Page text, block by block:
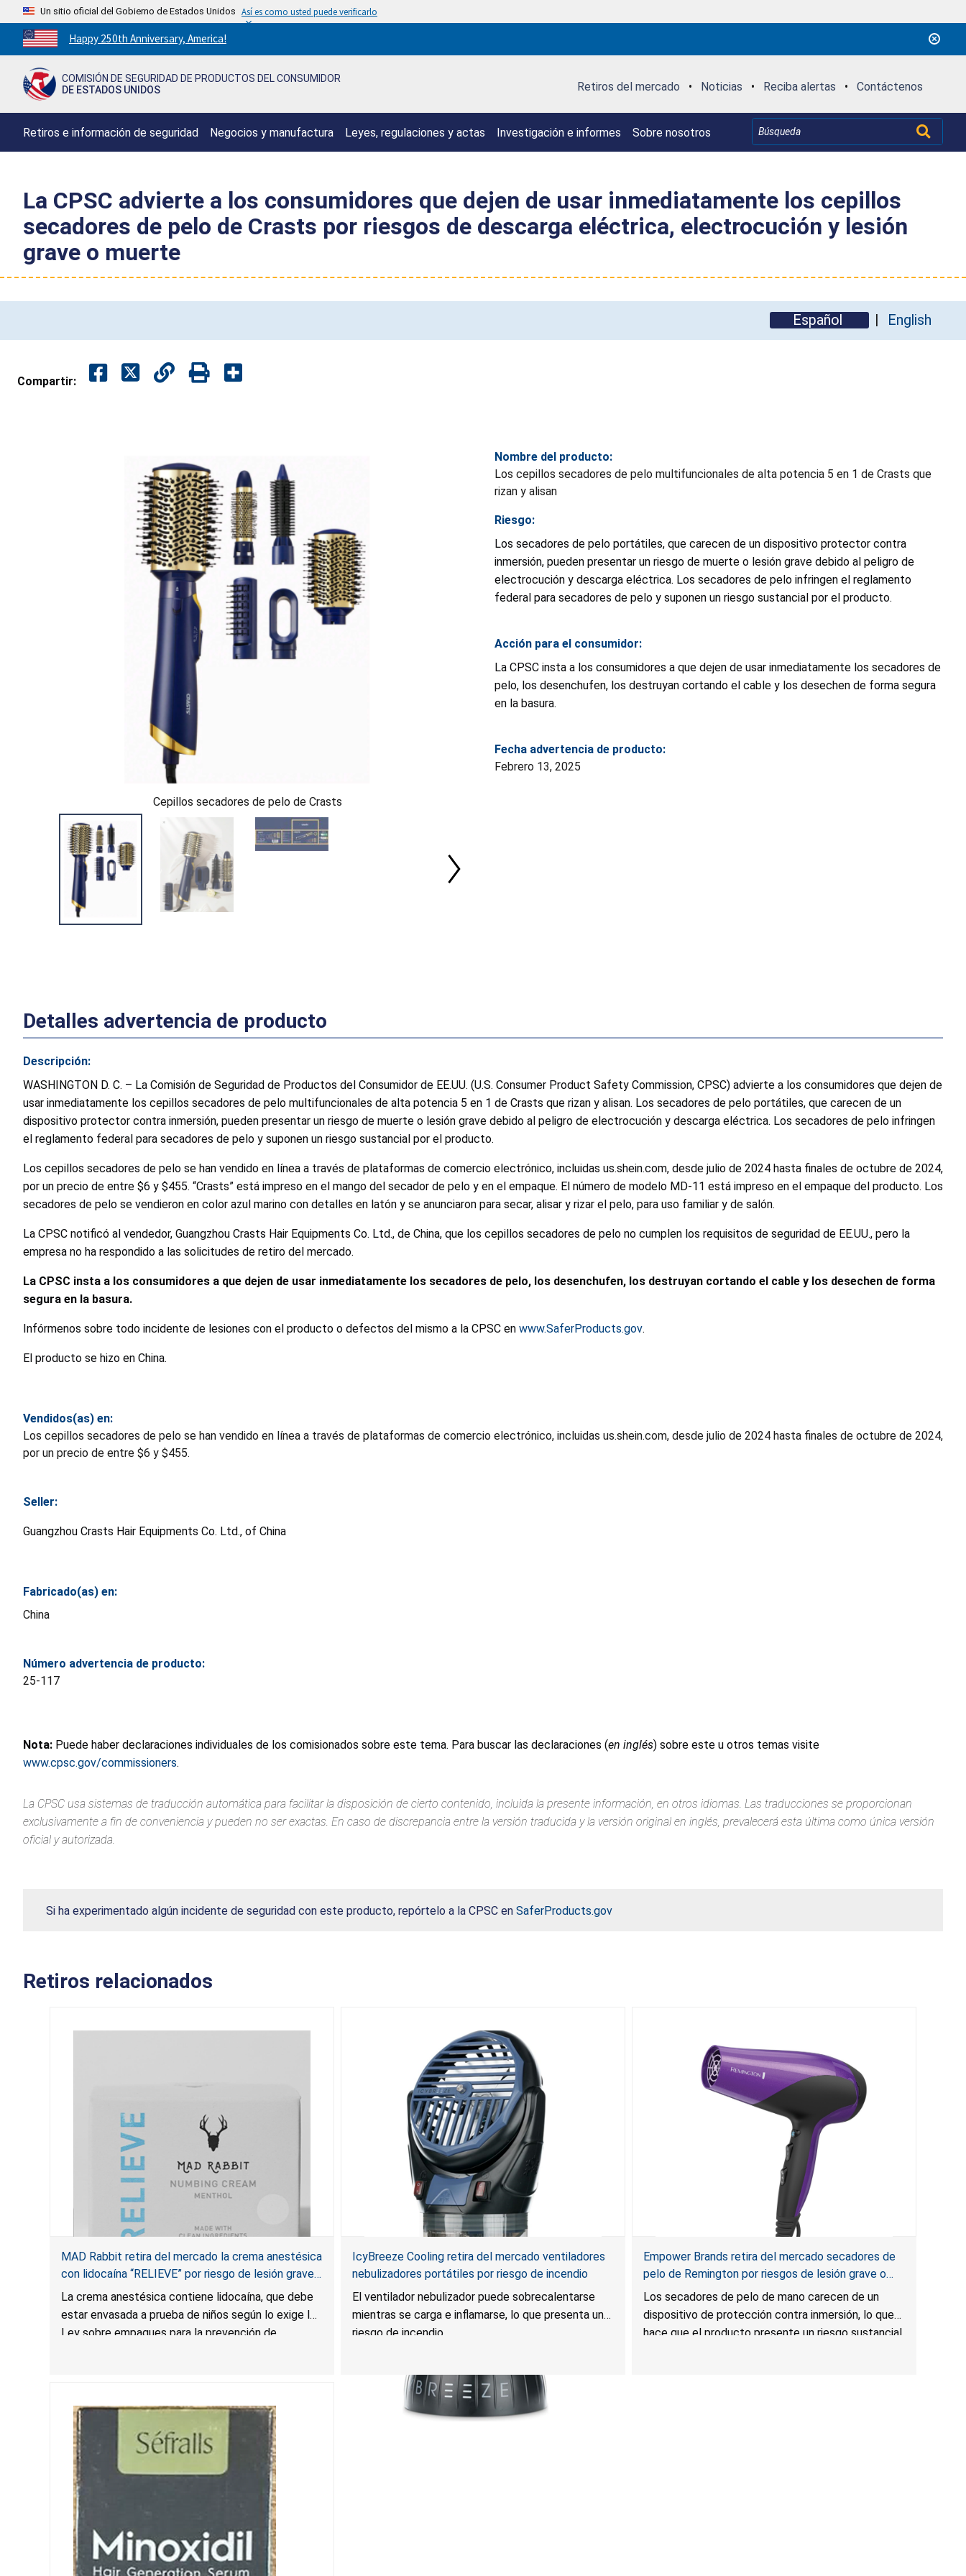
Un sitio oficial del Gobierno de Estados Unidos Así es como usted puede verificarlo
Countdown
to
America's
250th
Happy 250th Anniversary, America!
COMISIÓN DE SEGURIDAD DE PRODUCTOS DEL CONSUMIDOR
DE ESTADOS UNIDOS
Retiros del mercado • Noticias • Reciba alertas • Contáctenos
Retiros e información de seguridad Negocios y manufactura Leyes, regulaciones y actas Investigación e informes Sobre nosotros
La CPSC advierte a los consumidores que dejen de usar inmediatamente los cepillos
secadores de pelo de Crasts por riesgos de descarga eléctrica, electrocución y lesión
grave o muerte
Español English
Compartir:
Cepillos secadores de pelo de Crasts
Nombre del producto:
Los cepillos secadores de pelo multifuncionales de alta potencia 5 en 1 de Crasts que
rizan y alisan
Riesgo:
Los secadores de pelo portátiles, que carecen de un dispositivo protector contra
inmersión, pueden presentar un riesgo de muerte o lesión grave debido al peligro de
electrocución y descarga eléctrica. Los secadores de pelo infringen el reglamento
federal para secadores de pelo y suponen un riesgo sustancial por el producto.
Acción para el consumidor:
La CPSC insta a los consumidores a que dejen de usar inmediatamente los secadores de
pelo, los desenchufen, los destruyan cortando el cable y los desechen de forma segura
en la basura.
Fecha advertencia de producto:
Febrero 13, 2025
Detalles advertencia de producto
Descripción:
WASHINGTON D. C. – La Comisión de Seguridad de Productos del Consumidor de EE.UU. (U.S. Consumer Product Safety Commission, CPSC) advierte a los consumidores que dejen de
usar inmediatamente los cepillos secadores de pelo multifuncionales de alta potencia 5 en 1 de Crasts que rizan y alisan. Los secadores de pelo portátiles, que carecen de un
dispositivo protector contra inmersión, pueden presentar un riesgo de muerte o lesión grave debido al peligro de electrocución y descarga eléctrica. Los secadores de pelo infringen
el reglamento federal para secadores de pelo y suponen un riesgo sustancial por el producto.
Los cepillos secadores de pelo se han vendido en línea a través de plataformas de comercio electrónico, incluidas us.shein.com, desde julio de 2024 hasta finales de octubre de 2024,
por un precio de entre $6 y $455. “Crasts” está impreso en el mango del secador de pelo y en el empaque. El número de modelo MD-11 está impreso en el empaque del producto. Los
secadores de pelo se vendieron en color azul marino con detalles en latón y se anunciaron para secar, alisar y rizar el pelo, para uso familiar y de salón.
La CPSC notificó al vendedor, Guangzhou Crasts Hair Equipments Co. Ltd., de China, que los cepillos secadores de pelo no cumplen los requisitos de seguridad de EE.UU., pero la
empresa no ha respondido a las solicitudes de retiro del mercado.
La CPSC insta a los consumidores a que dejen de usar inmediatamente los secadores de pelo, los desenchufen, los destruyan cortando el cable y los desechen de forma
segura en la basura.
Infórmenos sobre todo incidente de lesiones con el producto o defectos del mismo a la CPSC en www.SaferProducts.gov.
El producto se hizo en China.
Vendidos(as) en:
Los cepillos secadores de pelo se han vendido en línea a través de plataformas de comercio electrónico, incluidas us.shein.com, desde julio de 2024 hasta finales de octubre de 2024,
por un precio de entre $6 y $455.
Seller:
Guangzhou Crasts Hair Equipments Co. Ltd., of China
Fabricado(as) en:
China
Número advertencia de producto:
25-117
Nota: Puede haber declaraciones individuales de los comisionados sobre este tema. Para buscar las declaraciones (en inglés) sobre este u otros temas visite
www.cpsc.gov/commissioners.
La CPSC usa sistemas de traducción automática para facilitar la disposición de cierto contenido, incluida la presente información, en otros idiomas. Las traducciones se proporcionan
exclusivamente a fin de conveniencia y pueden no ser exactas. En caso de discrepancia entre la versión traducida y la versión original en inglés, prevalecerá esta última como única versión
oficial y autorizada.
Si ha experimentado algún incidente de seguridad con este producto, repórtelo a la CPSC en SaferProducts.gov
Retiros relacionados
MAD Rabbit retira del mercado la crema anestésica
con lidocaína “RELIEVE” por riesgo de lesión grave
o muerte para niños pequeños por envenenamiento;
infringe la norma obligatoria para envases a prueba
de niños
La crema anestésica contiene lidocaína, que debe
estar envasada a prueba de niños según lo exige la
Ley sobre empaques para la prevención de
envenenamiento si los niños pequeños ingieran su
contenido.
IcyBreeze Cooling retira del mercado ventiladores
nebulizadores portátiles por riesgo de incendio
El ventilador nebulizador puede sobrecalentarse
mientras se carga e inflamarse, lo que presenta un
riesgo de incendio.
Empower Brands retira del mercado secadores de
pelo de Remington por riesgos de lesión grave o
muerte por electrocución y descarga eléctrica
Los secadores de pelo de mano carecen de un
dispositivo de protección contra inmersión, lo que
hace que el producto presente un riesgo sustancial